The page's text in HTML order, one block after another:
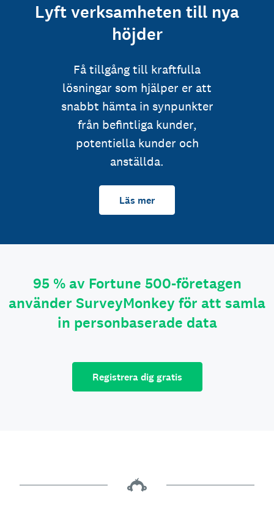
Lyft verksamheten till nya
höjder
Få tillgång till kraftfulla
lösningar som hjälper er att
snabbt hämta in synpunkter
från befintliga kunder,
potentiella kunder och
anställda.
Läs mer
95 % av Fortune 500-företagen
använder SurveyMonkey för att samla
in personbaserade data
Registrera dig gratis